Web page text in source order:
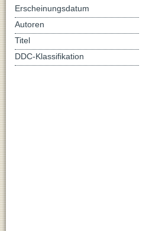
Erscheinungsdatum
Autoren
Titel
DDC-Klassifikation